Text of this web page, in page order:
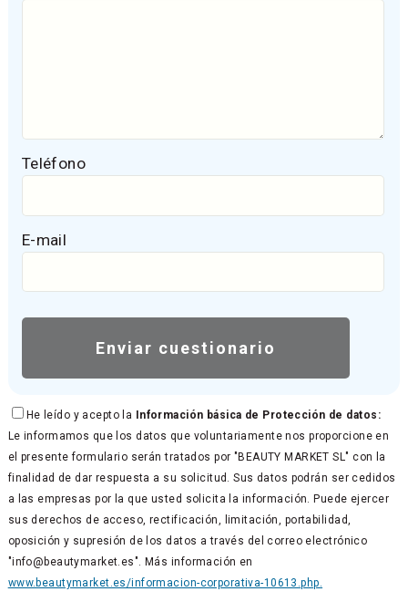
Teléfono
E-mail
He leído y acepto la Información básica de Protección de datos:
Le informamos que los datos que voluntariamente nos proporcione en
el presente formulario serán tratados por "BEAUTY MARKET SL" con la
finalidad de dar respuesta a su solicitud. Sus datos podrán ser cedidos
a las empresas por la que usted solicita la información. Puede ejercer
sus derechos de acceso, rectificación, limitación, portabilidad,
oposición y supresión de los datos a través del correo electrónico
"info@beautymarket.es". Más información en
www.beautymarket.es/informacion-corporativa-10613.php.